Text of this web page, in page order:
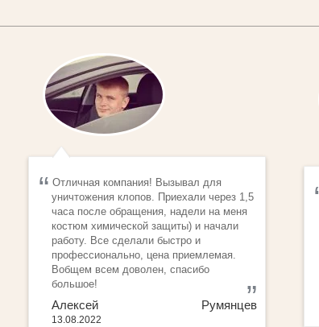
Отличная компания! Вызывал для
уничтожения клопов. Приехали через 1,5
часа после обращения, надели на меня
костюм химической защиты) и начали
работу. Все сделали быстро и
профессионально, цена приемлемая.
Вобщем всем доволен, спасибо
большое!
Алексей Румянцев
13.08.2022